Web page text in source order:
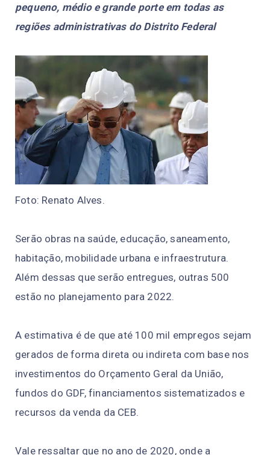
pequeno, médio e grande porte em todas as
regiões administrativas do Distrito Federal
Foto: Renato Alves.
Serão obras na saúde, educação, saneamento,
habitação, mobilidade urbana e infraestrutura.
Além dessas que serão entregues, outras 500
estão no planejamento para 2022.
A estimativa é de que até 100 mil empregos sejam
gerados de forma direta ou indireta com base nos
investimentos do Orçamento Geral da União,
fundos do GDF, financiamentos sistematizados e
recursos da venda da CEB.
Vale ressaltar que no ano de 2020, onde a